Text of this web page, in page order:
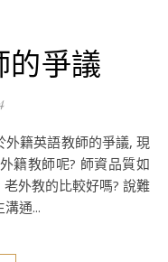
的爭議
籍教師呢? 師資品質如
外教的比較好嗎? 說難
通...